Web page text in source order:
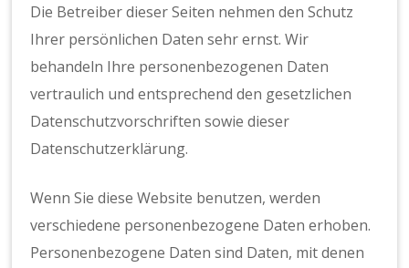
Die Betreiber dieser Seiten nehmen den Schutz
Ihrer persönlichen Daten sehr ernst. Wir
behandeln Ihre personenbezogenen Daten
vertraulich und entsprechend den gesetzlichen
Datenschutzvorschriften sowie dieser
Datenschutzerklärung.
Wenn Sie diese Website benutzen, werden
verschiedene personenbezogene Daten erhoben.
Personenbezogene Daten sind Daten, mit denen